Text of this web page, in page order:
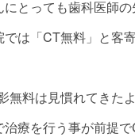
とっても歯科医師
は「CT無料」と客
料は見慣れてきたよ
療を行う事が前提